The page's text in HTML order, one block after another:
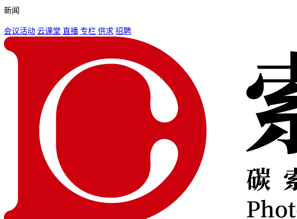
新闻
会议活动 云课堂 直播 专栏 供求 招聘